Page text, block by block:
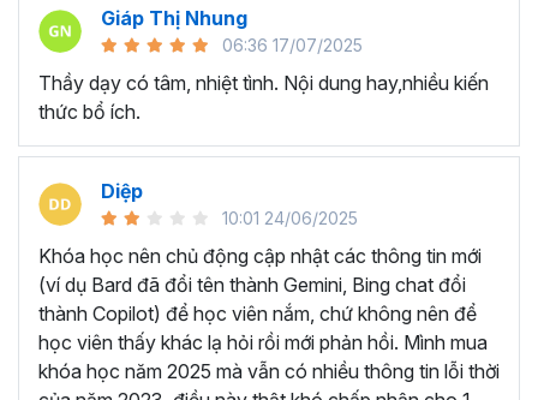
► Giúp bất kỳ ai đang muốn sáng tạo video bằng trí tuệ
nhân tạo nhưng không có nhiều thời gian và chưa biết bắt
đầu từ đâu.
Khoá học đầy tâm huyết này sẽ giúp bạn khám phá sức
Tại sao bạn nên chọn khóa
học tạo video AI tại Gitiho?
Gitiho tự hào khi là một trong những công ty giáo dục đầu
tiên tại Việt Nam kết hợp với chuyên giaLương Minh
Thanhcho ra đời khóa học làm video bằng AI online trực
Giáp Thị Nhung
06:36 17/07/2025
Thầy dạy có tâm, nhiệt tình. Nội dung hay,nhiều kiến
thức bổ ích.
Diệp
10:01 24/06/2025
Khóa học nên chủ động cập nhật các thông tin mới
(ví dụ Bard đã đổi tên thành Gemini, Bing chat đổi
thành Copilot) để học viên nắm, chứ không nên để
học viên thấy khác lạ hỏi rồi mới phản hồi. Mình mua
khóa học năm 2025 mà vẫn có nhiều thông tin lỗi thời